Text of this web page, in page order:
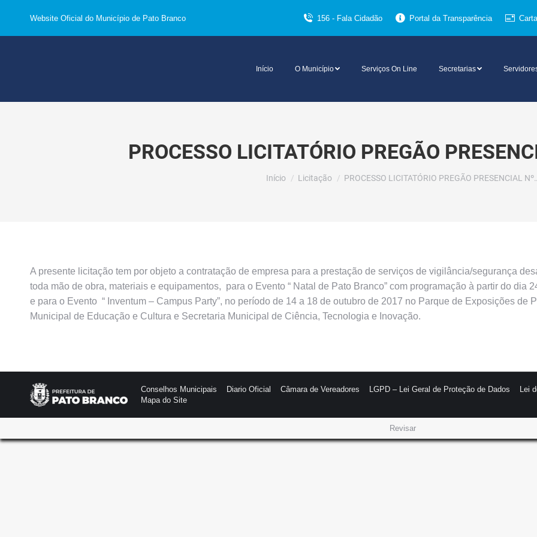
Website Oficial do Município de Pato Branco 156 - Fala Cidadão Portal da Transparência
Início O Município Serviços On Line Secretarias
PROCESSO LICITATÓRIO PREGÃO
Você está aqui:
Início Licitação PROCESSO LICITATÓRIO PREGÃO PRESENCIAL
A presente licitação tem por objeto a contratação de empresa para a prestação de serviços de vigilância/segurança
toda mão de obra, materiais e equipamentos, para o Evento “ Natal de Pato Branco” com programação à partir do dia
e para o Evento “ Inventum – Campus Party”, no período de 14 a 18 de outubro de 2017 no Parque de Exposições de
Municipal de Educação e Cultura e Secretaria Municipal de Ciência, Tecnologia e Inovação.
Conselhos Municipais Diario Oficial Câmara de Vereadores LGPD – Lei Geral de Proteção de Dados Lei
Mapa do Site
Revisar